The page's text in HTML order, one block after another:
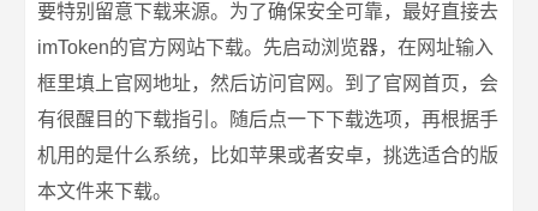
要特别留意下载来源。为了确保安全可靠，最好直接去
imToken的官方网站下载。先启动浏览器，在网址输入
框里填上官网地址，然后访问官网。到了官网首页，会
有很醒目的下载指引。随后点一下下载选项，再根据手
机用的是什么系统，比如苹果或者安卓，挑选适合的版
本文件来下载。